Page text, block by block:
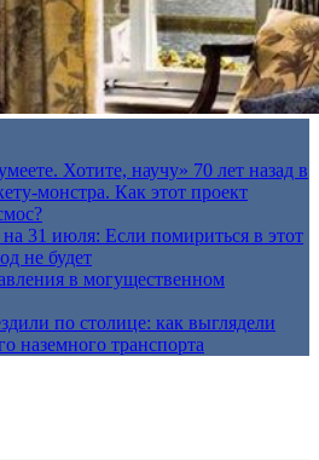
Хотите, научу» 70 лет назад в
монстра. Как этот проект
31 июля: Если помириться в этот
не будет
в могущественном
по столице: как выглядели
наземного транспорта